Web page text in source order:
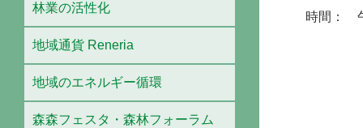
時間：
林業の活性化
地域通貨 Reneria
地域のエネルギー循環
森森フェスタ・森林フォーラム